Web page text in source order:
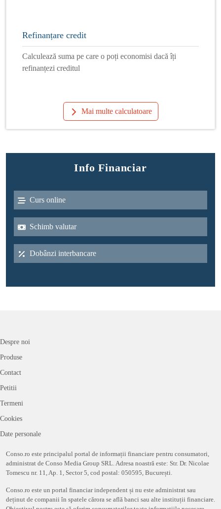
Refinanțare credit
Calculează suma pe care o poți economisi dacă îți
refinanțezi creditul
Mai multe calculatoare
Info Financiar
Curs online
Schimb valutar
Dobânzi interbancare
Despre noi
Produse
Contact
Petitii
Termeni
Cookies
Date personale
Conso.ro este principalul portal de informații financiare pentru consumatori,
administrat de Conso Media Group SRL. Adresa noastră este: Str. Dr. Nicolae
Tomescu nr. 11, Ap. 1, Sector 5, cod postal: 050595, București.
Conso.ro este un portal financiar independent și nu este administrat sau
deținut de companii în spatele cărora se află banci sau alte instituții financiare.